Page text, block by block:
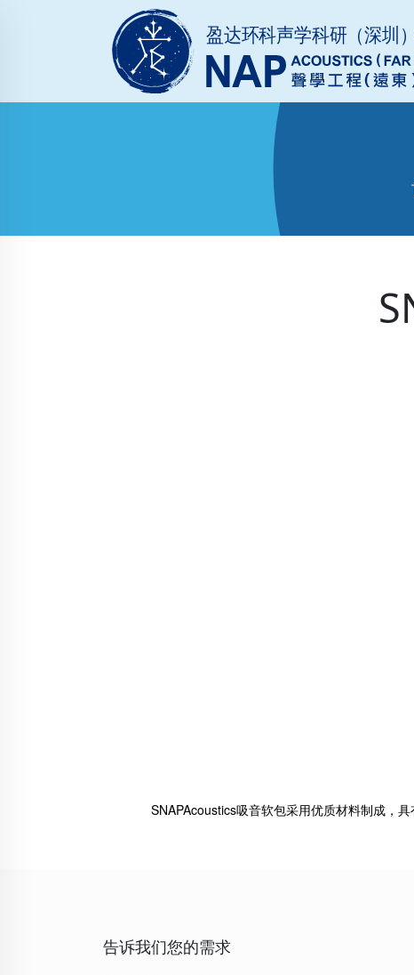
SNAPAcoustics吸音软包采用优质材料制成，
告诉我们您的需求